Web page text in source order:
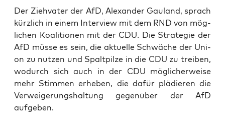
Der Zieh­va­ter der AfD, Alex­an­der Gau­land, sprach
kürz­lich in einem Inter­view mit dem RND von mög­
li­chen Koali­tio­nen mit der CDU. Die Stra­te­gie der
AfD müs­se es sein, die aktu­el­le Schwä­che der Uni­
on zu nut­zen und Spalt­pil­ze in die CDU zu trei­ben,
wodurch sich auch in der CDU mög­li­cher­wei­se
mehr Stim­men erhe­ben, die dafür plä­die­ren die
Ver­wei­ge­rungs­hal­tung gegen­über der AfD
aufgeben.